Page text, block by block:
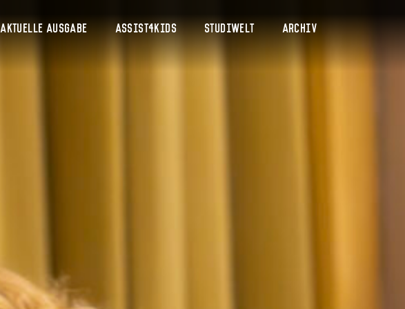
Aktuelle Ausgabe Assist4Kids Studiwelt Archiv